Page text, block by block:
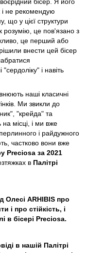
бісер. Я його
і не рекомендую
що у цієї структури
розумію, це пов'язано з
це перший або
внести цей бісер
і навіть
наші класичні
Ми звикли до
"крейда" та
місці, і ми вже
і райдужного
частково вони вже
Preciosa за 2021
в Палітрі
Олесі ARHIBIS про
і про стійкість, і
в бісері Preciosa.
в нашій Палітрі